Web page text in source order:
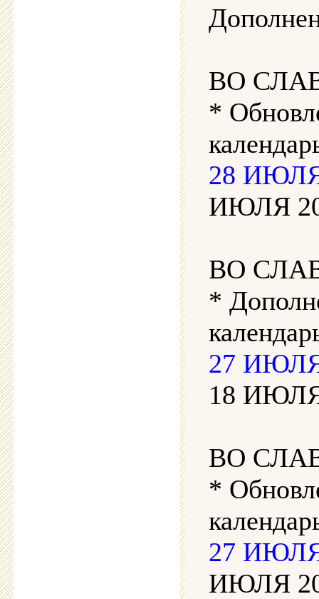
ВО
*
28 ИЮЛЯ
ИЮЛЯ
ВО
*
27 ИЮЛЯ
18 ИЮЛЯ
ВО
*
27 ИЮЛЯ
ИЮЛЯ